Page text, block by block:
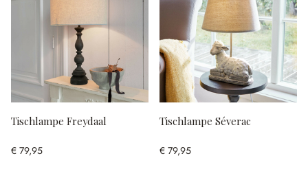
Tischlampe Freydaal
€ 79,95
Tischlampe Séverac
€ 79,95